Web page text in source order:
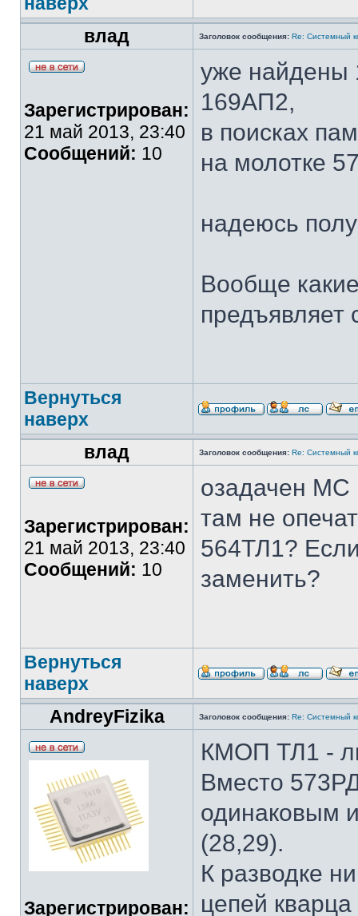
влад
Заголовок сообщения: Re: Системный
Зарегистрирован:
21 май 2013, 23:40
Сообщений: 10
уже
169АП2,
в поисках
на молотке
надеюсь
Вообще
предъявляет
Вернуться
наверх
влад
Заголовок сообщения: Re: Системный
Зарегистрирован:
21 май 2013, 23:40
Сообщений: 10
озадачен МС
там не
564ТЛ1?
заменить?
Вернуться
наверх
AndreyFizika
Заголовок сообщения: Re: Системный
Зарегистрирован:
КМОП ТЛ1 -
Вместо
одинаковым
(28,29).
К разводке
цепей